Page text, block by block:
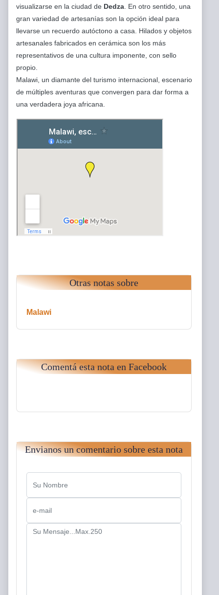
visualizarse en la ciudad de Dedza. En otro sentido, una
gran variedad de artesanías son la opción ideal para
llevarse un recuerdo autóctono a casa. Hilados y objetos
artesanales fabricados en cerámica son los más
representativos de una cultura imponente, con sello
propio.
Malawi, un diamante del turismo internacional, escenario
de múltiples aventuras que convergen para dar forma a
una verdadera joya africana.
Otras notas sobre
Malawi
Comentá esta nota en Facebook
Envianos un comentario sobre esta nota